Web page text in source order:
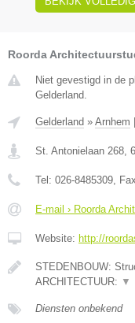
Roorda
Niet gevestigd in de
Gelderland.
Gelderland » Arnhem
St. Antonielaan 268,
Tel: 026-8485309,
E-mail › Roorda
Website: http://
STEDENBOUW:
ARCHITECTUUR: ▼
Diensten onbekend